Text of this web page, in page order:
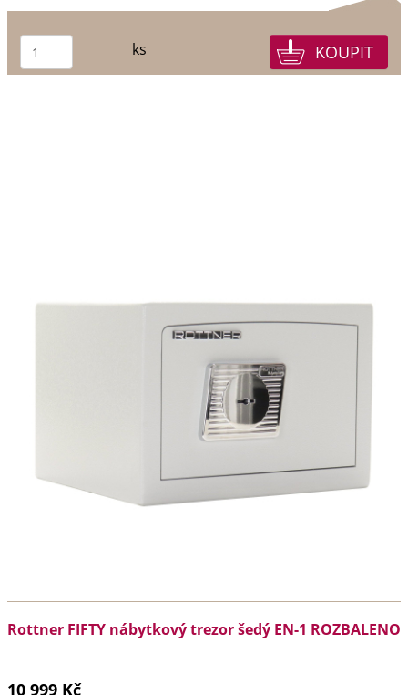
ks
Rottner FIFTY nábytkový trezor šedý EN-1 ROZBALENO
10 999 Kč